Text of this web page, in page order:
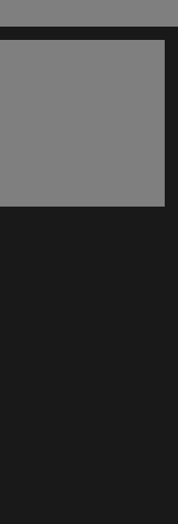
en nueva ventana)
nueva ventana)